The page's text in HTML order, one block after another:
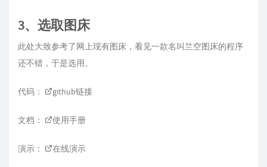
3、选取图床
此处大致参考了网上现有图床，看见一款名叫兰空图床的程序
还不错，于是选用。
代码： github链接
文档： 使用手册
演示： 在线演示